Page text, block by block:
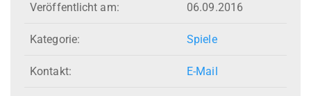
Veröffentlicht am: 06.09.2016
Kategorie: Spiele
Kontakt: E-Mail